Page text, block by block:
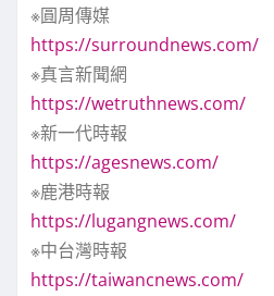
※圓周傳媒
https://surroundnews.com/
※真言新聞網
https://wetruthnews.com/
※新一代時報
https://agesnews.com/
※鹿港時報
https://lugangnews.com/
※中台灣時報
https://taiwancnews.com/